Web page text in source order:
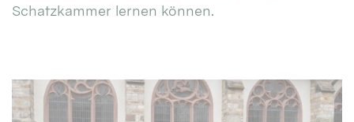
Schatzkammer lernen können.